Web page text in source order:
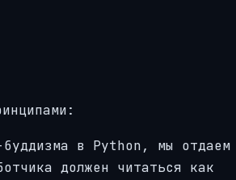
буддизма в Python, мы отдаем
должен читаться как